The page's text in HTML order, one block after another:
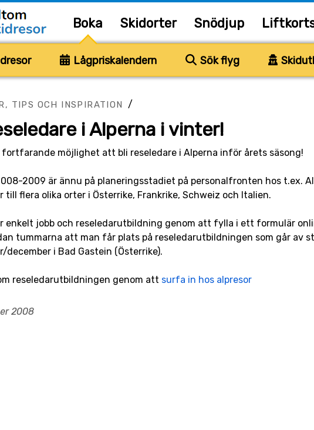
Boka Skidorter Snödjup
Lågpriskalendern Sök flyg
TIPS OCH INSPIRATION /
i Alperna i vinter!
fortfarande möjlighet att bli reseledare i Alperna inför årets säsong!
2009 är ännu på planeringsstadiet på personalfronten hos t.ex.
till flera olika orter i Österrike, Frankrike, Schweiz och Italien.
enkelt jobb och reseledarutbildning genom att fylla i ett formulär
tummarna att man får plats på reseledarutbildningen som går av
december i Bad Gastein (Österrike).
reseledarutbildningen genom att surfa in hos alpresor
2008